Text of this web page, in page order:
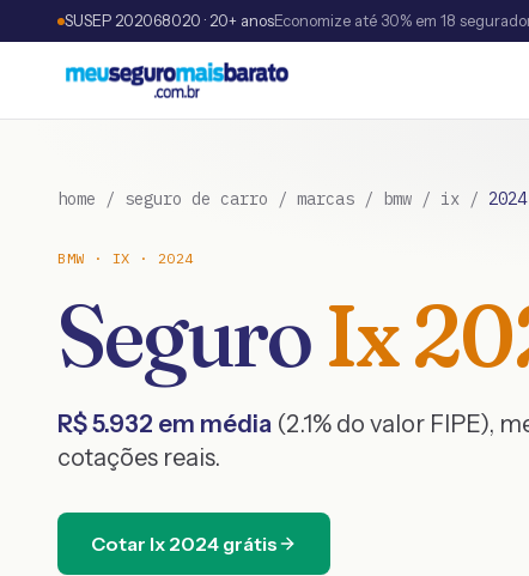
SUSEP 202068020 · 20+ anosEconomize até 30% em 18
home / seguro de carro / marcas / bmw / ix / 2024
BMW · IX · 2024
SeguroIx
R$5.932 em média (2.1% do valor FIPE),
cotações reais.
Cotar Ix 2024 grátis